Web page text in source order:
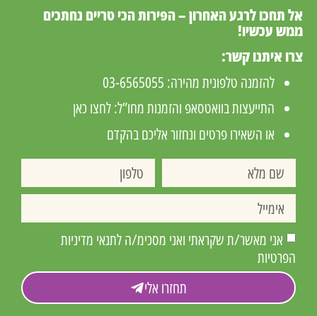
תחכו לרגע האחרון – הפירות הכי טריים נחתכים
עכשיו!
איתנו קשר:
להזמנה טלפונית מהירה:03-6565055
התייעצות בוואטסאפ והזמנות מחו”ל:לחצו כאן
או השאירו פרטים ונחזור אליכם בהקדם
אני מאשר/ת שקראתי ואני מסכימ/ה לתנאי מדיניות
הפרטיות
תחזרו אלי